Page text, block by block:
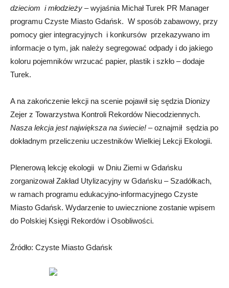
dzieciom i młodzieży – wyjaśnia Michał Turek PR Manager
programu Czyste Miasto Gdańsk. W sposób zabawowy, przy
pomocy gier integracyjnych i konkursów przekazywano im
informacje o tym, jak należy segregować odpady i do jakiego
koloru pojemników wrzucać papier, plastik i szkło – dodaje
Turek.
A na zakończenie lekcji na scenie pojawił się sędzia Dionizy
Zejer z Towarzystwa Kontroli Rekordów Niecodziennych.
Nasza lekcja jest największa na świecie! – oznajmił sędzia po
dokładnym przeliczeniu uczestników Wielkiej Lekcji Ekologii.
Plenerową lekcję ekologii w Dniu Ziemi w Gdańsku
zorganizował Zakład Utylizacyjny w Gdańsku – Szadółkach,
w ramach programu edukacyjno-informacyjnego Czyste
Miasto Gdańsk. Wydarzenie to uwiecznione zostanie wpisem
do Polskiej Księgi Rekordów i Osobliwości.
Źródło: Czyste Miasto Gdańsk